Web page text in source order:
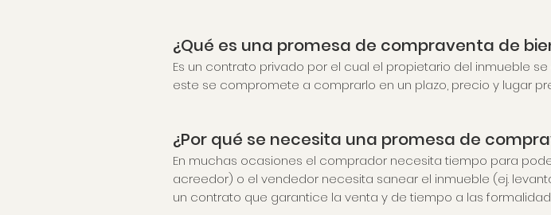
¿Qué es una promesa de compraventa de
Es un contrato privado por el cual el propietario del inmueble
este se compromete a comprarlo en un plazo, precio y lugar
¿Por qué se necesita una promesa de
En muchas ocasiones el comprador necesita tiempo para
acreedor) o el vendedor necesita sanear el inmueble (ej.
un contrato que garantice la venta y de tiempo a las